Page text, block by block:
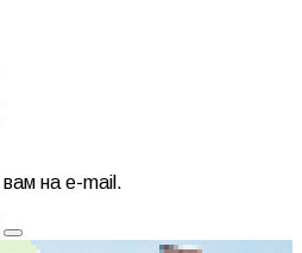
на e-mail.